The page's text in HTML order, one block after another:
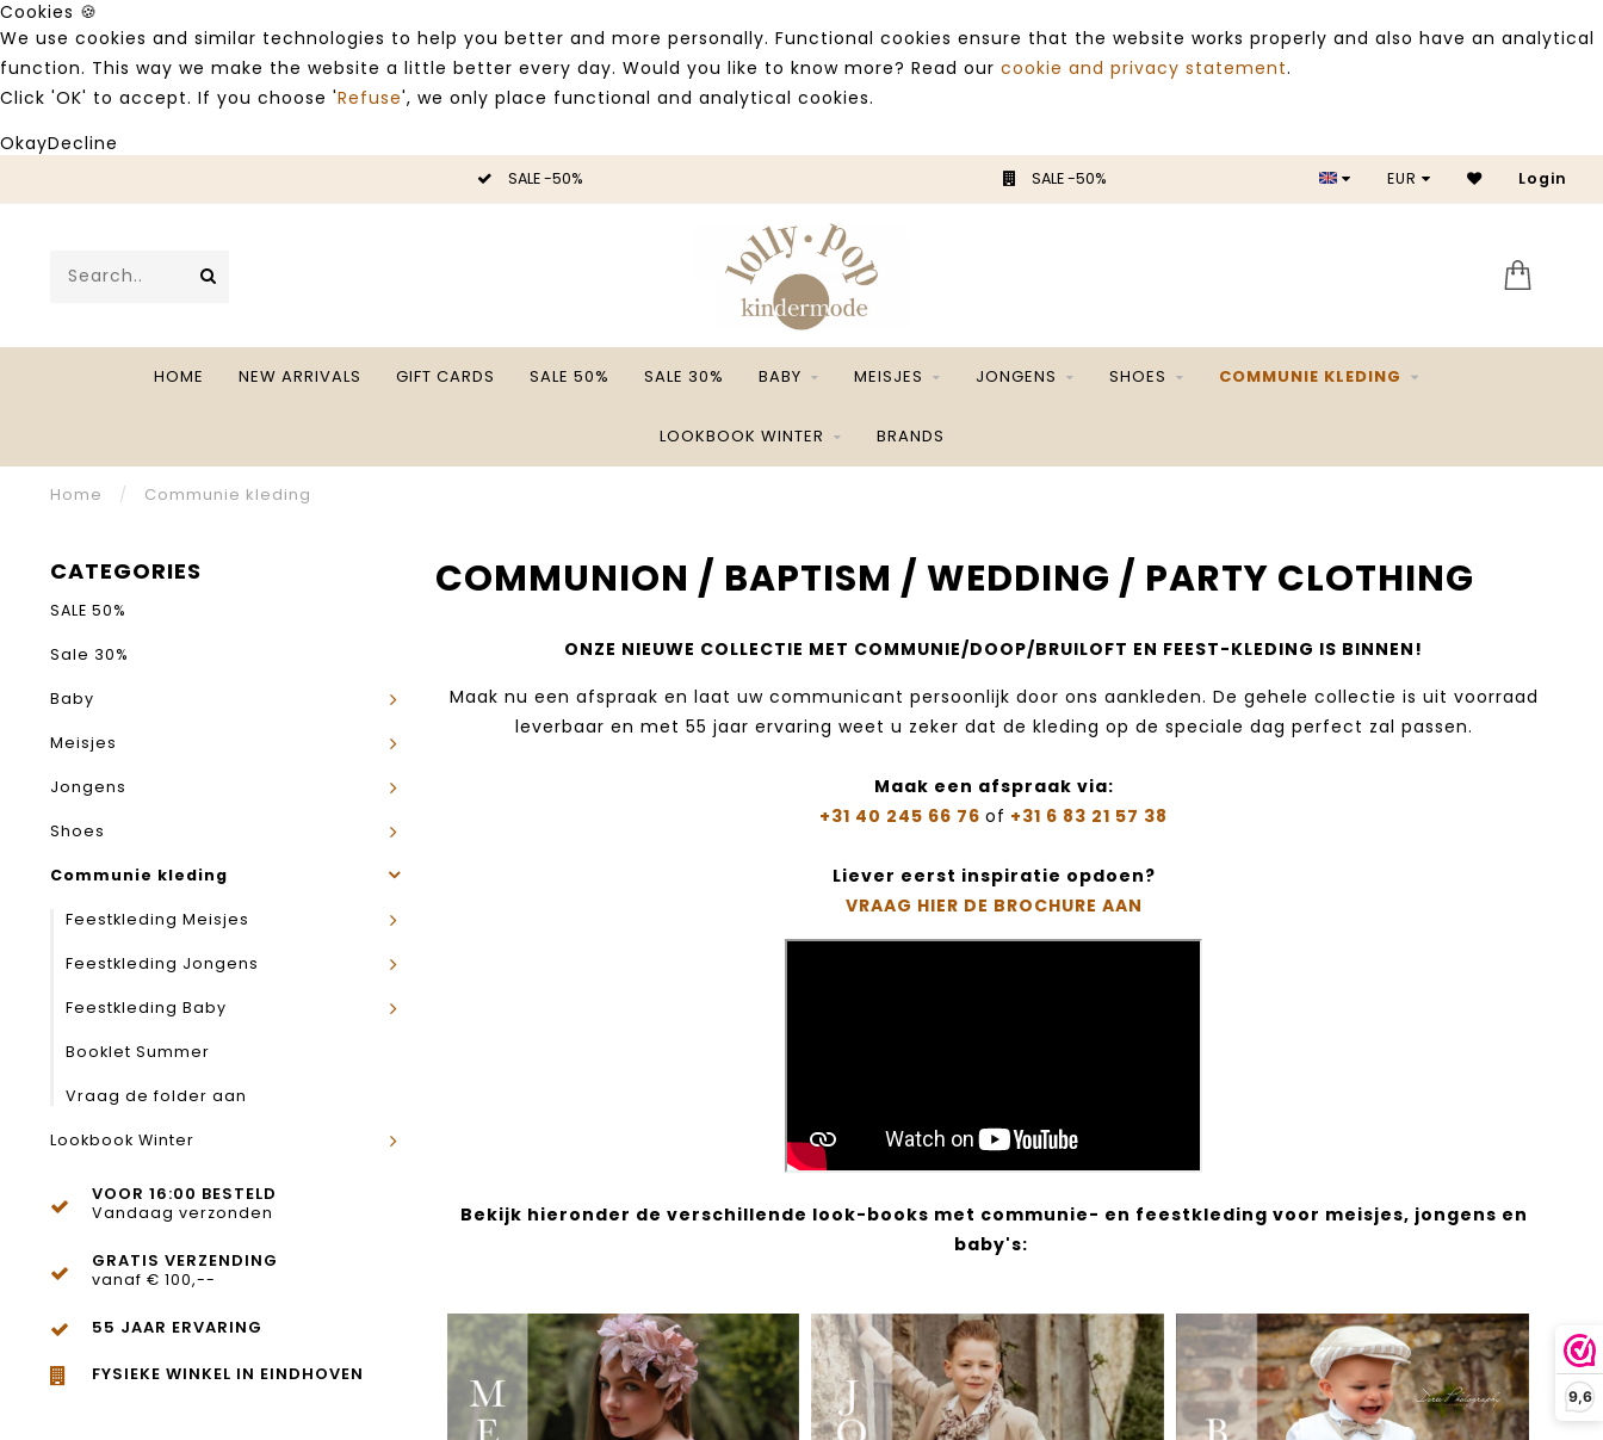
9,6
Cookies 🍪
We use cookies and similar technologies to help you better and more personally. Functional cookies ensure that the website works properly and also have an analytical
function. This way we make the website a little better every day. Would you like to know more? Read our cookie and privacy statement.
Click 'OK' to accept. If you choose 'Refuse', we only place functional and analytical cookies.
OkayDecline
SALE -50% SALE -50% SALE
EUR Login
HOME NEW ARRIVALS GIFT CARDS SALE 50% SALE 30% BABY MEISJES JONGENS SHOES COMMUNIE KLEDING
LOOKBOOK WINTER BRANDS
Home / Communie kleding
CATEGORIES
SALE 50%
Sale 30%
Baby
Meisjes
Jongens
Shoes
Communie kleding
Feestkleding Meisjes
Feestkleding Jongens
Feestkleding Baby
Booklet Summer
Vraag de folder aan
Lookbook Winter
VOOR 16:00 BESTELD
Vandaag verzonden
GRATIS VERZENDING
vanaf € 100,--
55 JAAR ERVARING
FYSIEKE WINKEL IN EINDHOVEN
COMMUNION / BAPTISM / WEDDING / PARTY CLOTHING
ONZE NIEUWE COLLECTIE MET COMMUNIE/DOOP/BRUILOFT EN FEEST-KLEDING IS BINNEN!
Maak nu een afspraak en laat uw communicant persoonlijk door ons aankleden. De gehele collectie is uit voorraad
leverbaar en met 55 jaar ervaring weet u zeker dat de kleding op de speciale dag perfect zal passen.
Maak een afspraak via:
+31 40 245 66 76 of +31 6 83 21 57 38‬
Liever eerst inspiratie opdoen?
VRAAG HIER DE BROCHURE AAN
Bekijk hieronder de verschillende look-books met communie- en feestkleding voor meisjes, jongens en
baby's: